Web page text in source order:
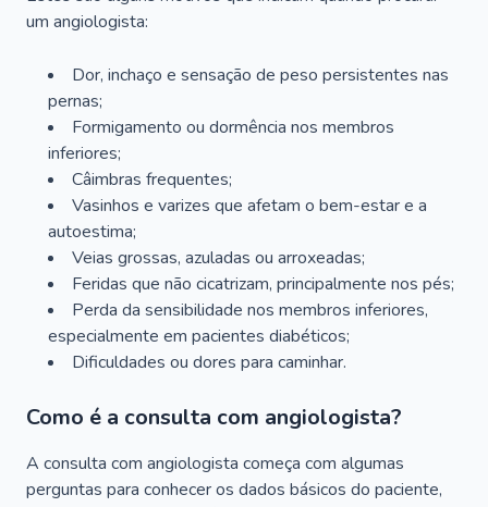
um angiologista:
Dor, inchaço e sensação de peso persistentes nas
pernas;
Formigamento ou dormência nos membros
inferiores;
Câimbras frequentes;
Vasinhos e varizes que afetam o bem-estar e a
autoestima;
Veias grossas, azuladas ou arroxeadas;
Feridas que não cicatrizam, principalmente nos pés;
Perda da sensibilidade nos membros inferiores,
especialmente em pacientes diabéticos;
Dificuldades ou dores para caminhar.
Como é a consulta com angiologista?
A consulta com angiologista começa com algumas
perguntas para conhecer os dados básicos do paciente,